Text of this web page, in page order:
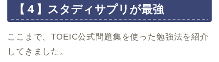
【４】スタディサプリが最強
ここまで、TOEIC公式問題集を使った勉強法を紹介
してきました。